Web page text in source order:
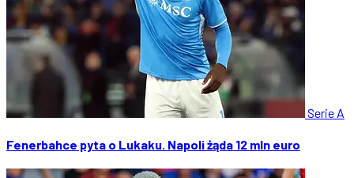
Serie A
Fenerbahce pyta o Lukaku. Napoli żąda 12 mln euro